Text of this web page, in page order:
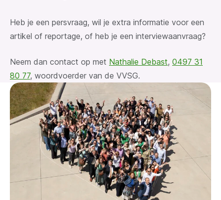
Heb je een persvraag, wil je extra informatie voor een
artikel of reportage, of heb je een interviewaanvraag?
Neem dan contact op met Nathalie Debast, 0497 31
80 77, woordvoerder van de VVSG.